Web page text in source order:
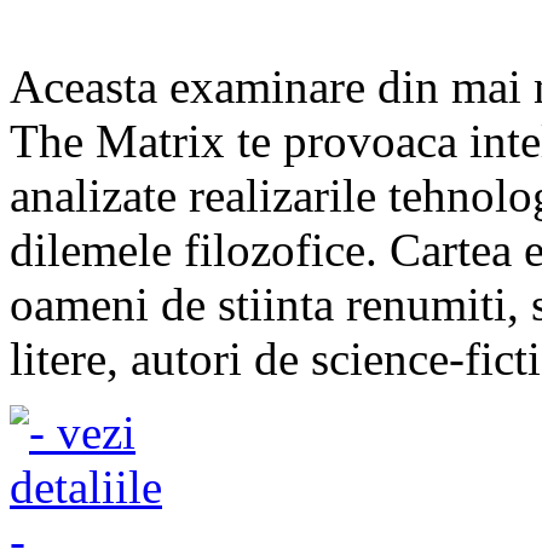
Aceasta examinare din
The Matrix te provoaca
analizate realizarile
dilemele filozofice. Cartea
oameni de stiinta
litere, autori de science-